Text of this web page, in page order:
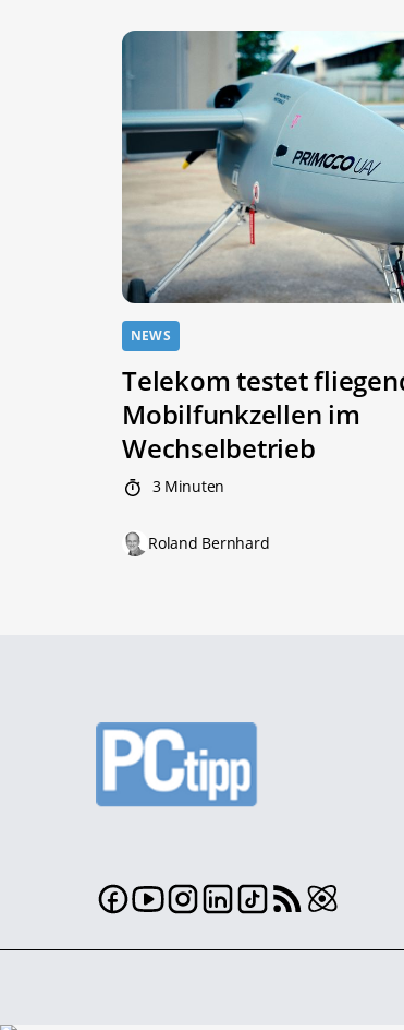
NEWS
Telekom testet
Mobilfunkzellen im
Wechselbetrieb
3 Minuten
Roland Bernhard